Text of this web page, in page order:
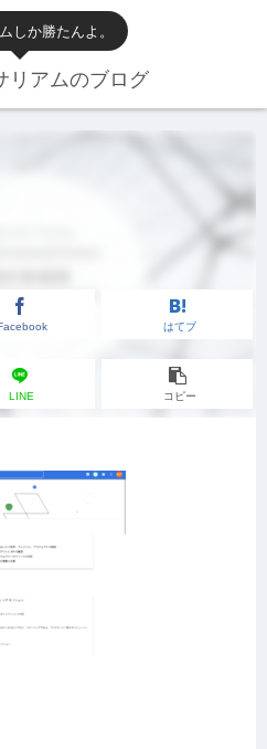
しか勝たんよ。
リアムのブログ
はてブ
LINE コピー